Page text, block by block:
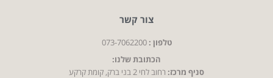
צור קשר
טלפון : 073-7062200
הכתובת שלנו:
סניף מרכז:רחוב לחי 2 בני ברק, קומת קרקע